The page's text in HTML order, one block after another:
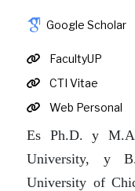
Google Scholar
FacultyUP
CTI Vitae
Web Personal
Es Ph.D. y
University, y
University of